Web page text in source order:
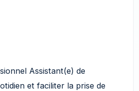
Assistant(e) de
et faciliter la prise de